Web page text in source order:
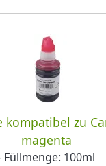
kompatibel zu
magenta
Füllmenge: 100ml